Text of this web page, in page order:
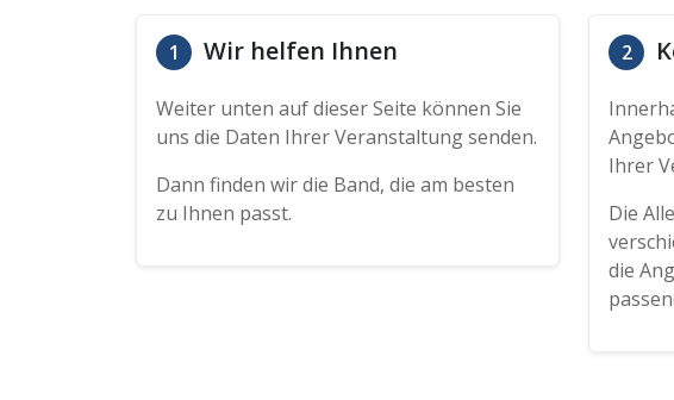
1 Wir helfen Ihnen
Weiter unten auf dieser Seite können Sie
uns die Daten Ihrer Veranstaltung senden.
Dann finden wir die Band, die am besten
zu Ihnen passt.
2
Ihrer
Die
die